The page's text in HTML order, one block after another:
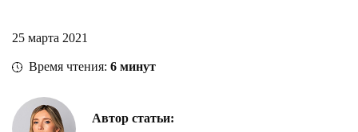
25 марта 2021
Время чтения: 6 минут
Автор статьи: